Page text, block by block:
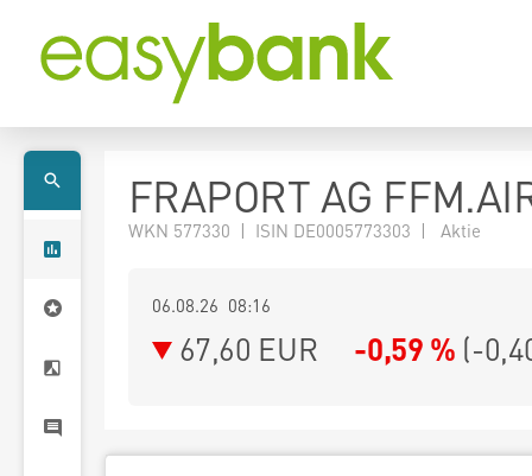
FRAPORT AG
WKN 577330 | ISIN DE0005773303 | Aktie
06.08.26 08:16
67,60 EUR -0,59 % (-